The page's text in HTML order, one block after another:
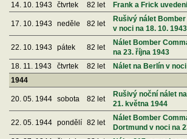
14. 10. 1943
čtvrtek 82 let Frank a Frick
17. 10. 1943 neděle 82 let
Rušivý nálet
v noci na 18. 10. 1943
22. 10. 1943 pátek 82 let
Nálet Bomber
na 23. října 1943
18. 11. 1943
čtvrtek 82 let
Nálet na Berlín v
1944
20. 05. 1944 sobota 82 let
Rušivý noční nálet
21. května 1944
22. 05. 1944 pondělí 82 let
Nálet Bomber
Dortmund v noci na